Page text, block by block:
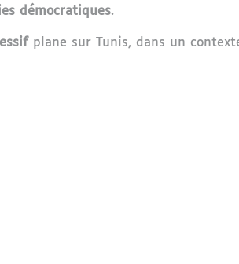
démocratiques.
plane sur Tunis, dans un